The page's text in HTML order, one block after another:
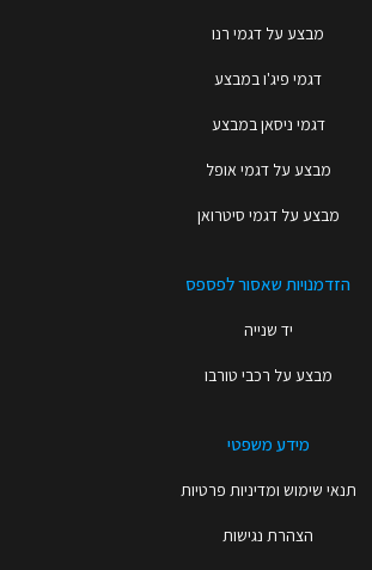
מבצע על דגמי רנו
דגמי פיג'ו במבצע
דגמי ניסאן במבצע
מבצע על דגמי אופל
מבצע על דגמי סיטרואן
הזדמנויות שאסור לפספס
יד שנייה
מבצע על רכבי טורבו
מידע משפטי
תנאי שימוש ומדיניות פרטיות
הצהרת נגישות